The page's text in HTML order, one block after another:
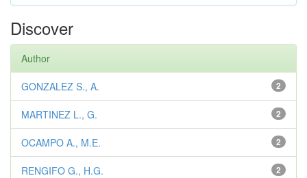
Discover
Author
2
GONZALEZ S., A.
2
MARTINEZ L., G.
2
OCAMPO A., M.E.
2
RENGIFO G., H.G.